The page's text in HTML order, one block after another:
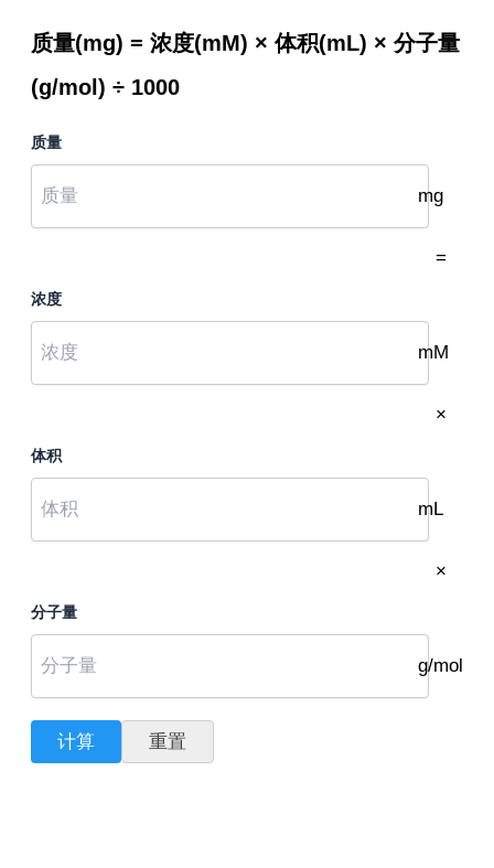
质量(mg) = 浓度(mM) × 体积(mL) × 分子量
(g/mol) ÷ 1000
质量
mg
=
浓度
mM
×
体积
mL
×
分子量
g/mol
计算 重置